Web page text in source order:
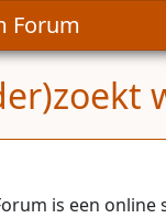
Forum
is een online